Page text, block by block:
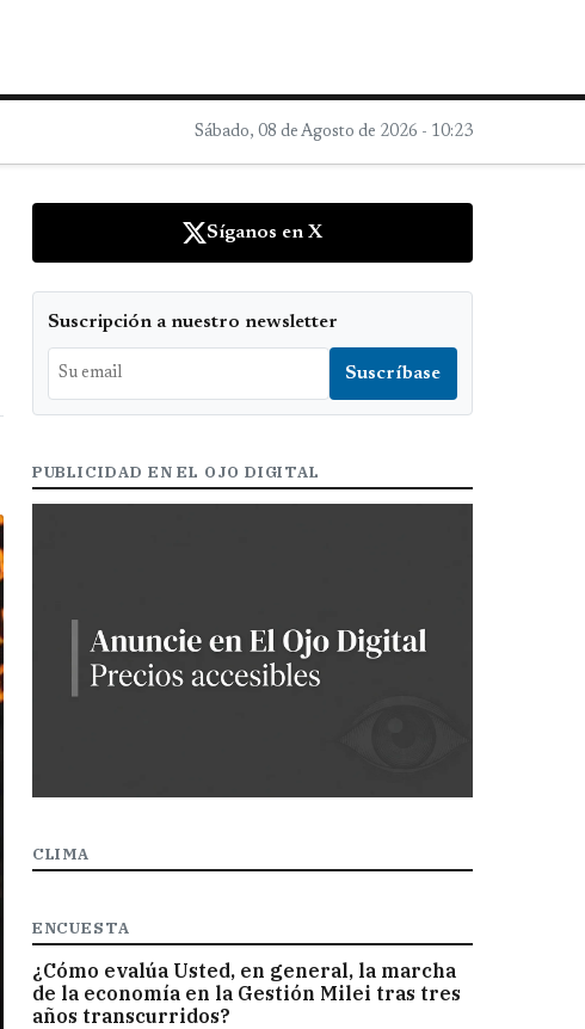
Sábado, 08 de Agosto de 2026 - 10:23
Síganos en X
Suscripción a nuestro newsletter
PUBLICIDAD EN EL OJO DIGITAL
CLIMA
ENCUESTA
¿Cómo evalúa Usted, en general, la marcha
de la economía en la Gestión Milei tras tres
años transcurridos?